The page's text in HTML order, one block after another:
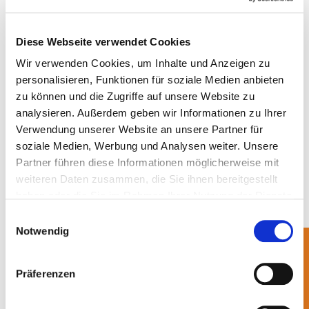
Diese Webseite verwendet Cookies
Wir verwenden Cookies, um Inhalte und Anzeigen zu
personalisieren, Funktionen für soziale Medien anbieten
zu können und die Zugriffe auf unsere Website zu
analysieren. Außerdem geben wir Informationen zu Ihrer
Verwendung unserer Website an unsere Partner für
soziale Medien, Werbung und Analysen weiter. Unsere
Partner führen diese Informationen möglicherweise mit
weiteren Daten zusammen, die Sie ihnen bereitgestellt
Notwendig
Präferenzen
Kreislaufwirtschaft völlig gängige Nachweis-
durchsetzbar. Kommunen nehmen nur so
weit an der Kreislaufwirtschaft teil, wie sie
das selbst wollen - so ist weder
Nachhaltigkeit gewährleistet noch Innovation
möglich. Viele Fürsprecher der Kommunen
haben nicht bessere ökologische oder
wirtschaftliche Lösungen im Blick, sondern
abgeschotteten öffentlichen Wirtschafts- und
Beschäftigungssektors mit lokalen
BellandVision appelliert an den Gesetzgeber, sich